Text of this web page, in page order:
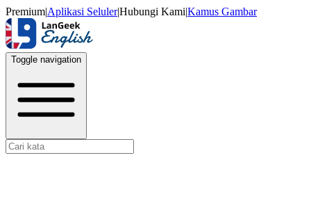
Premium|Aplikasi Seluler|Hubungi Kami|Kamus Gambar
Toggle navigation